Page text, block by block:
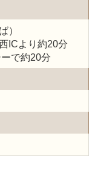
）
ICより約20分
で約20分